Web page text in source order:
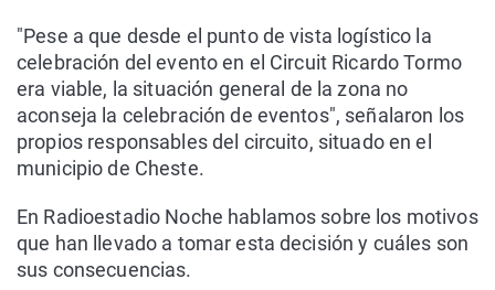
"Pese a que desde el punto de vista logístico la
celebración del evento en el Circuit Ricardo Tormo
era viable, la situación general de la zona no
aconseja la celebración de eventos", señalaron los
propios responsables del circuito, situado en el
municipio de Cheste.
En Radioestadio Noche hablamos sobre los motivos
que han llevado a tomar esta decisión y cuáles son
sus consecuencias.